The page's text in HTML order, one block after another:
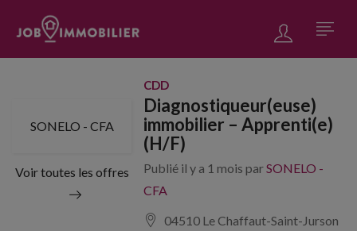
SONELO - CFA
Voir toutes les offres
CDD
Diagnostiqueur(euse)
immobilier – Apprenti(e)
(H/F)
Publié il y a 1 mois parSONELO -
CFA
04510 Le Chaffaut-Saint-Jurson